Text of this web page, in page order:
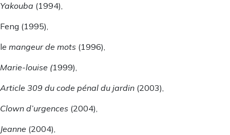
Yakouba (1994),
Feng (1995),
le mangeur de mots (1996),
Marie-louise (1999),
Article 309 du code pénal du jardin (2003),
Clown d’urgences (2004),
Jeanne (2004),